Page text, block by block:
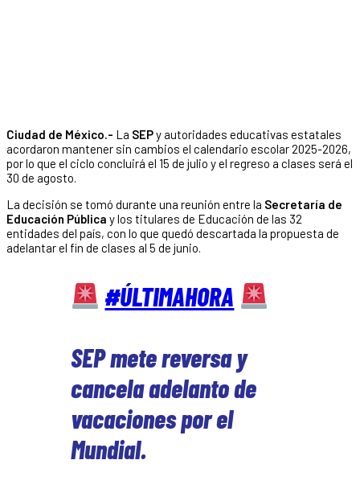
Ciudad de México.- La SEPy autoridades educativas estatales
acordaron mantener sin cambios el calendario escolar 2025-2026,
por lo que el ciclo concluirá el 15 de julio y el regreso a clases será el
30 de agosto.
La decisión se tomó durante una reunión entre la Secretaría de
Educación Pública y los titulares de Educación de las 32
entidades del país, con lo que quedó descartada la propuesta de
adelantar el fin de clases al 5 de junio.
#ÚLTIMAHORA
SEP mete reversa y
cancela adelanto de
vacaciones por el
Mundial.